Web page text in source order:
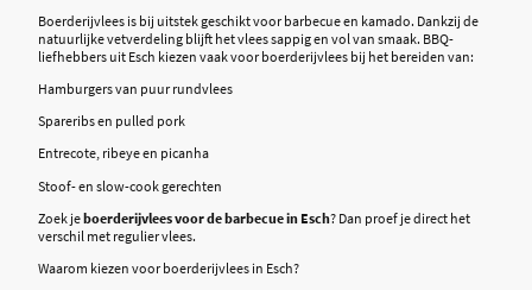
Boerderijvlees is bij uitstek geschikt voor barbecue en kamado. Dankzij de
natuurlijke vetverdeling blijft het vlees sappig en vol van smaak. BBQ-
liefhebbers uit Esch kiezen vaak voor boerderijvlees bij het bereiden van:
Hamburgers van puur rundvlees
Spareribs en pulled pork
Entrecote, ribeye en picanha
Stoof- en slow-cook gerechten
Zoek jeboerderijvlees voor de barbecue in Esch? Dan proef je direct het
verschil met regulier vlees.
Waarom kiezen voor boerderijvlees in Esch?